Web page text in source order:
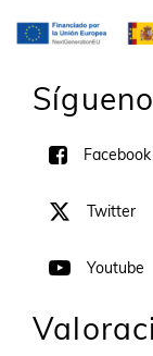
Facebook
Twitter
Youtube